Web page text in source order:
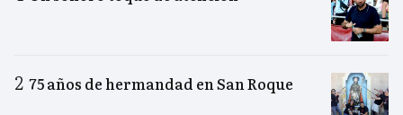
75 años de hermandad en San Roque